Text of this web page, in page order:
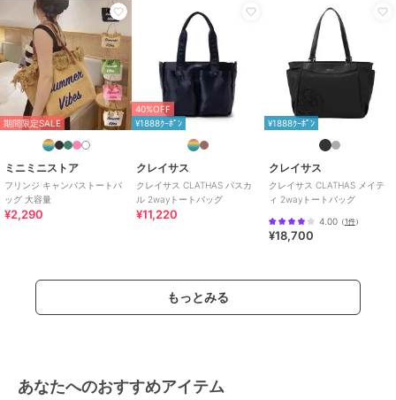
期間限定SALE
ミニミニストア
フリンジ キャンバストートバ
ッグ 大容量
¥2,290
40%OFF
¥1888ｸｰﾎﾟﾝ
クレイサス
クレイサス CLATHAS パスカ
ル 2wayトートバッグ
¥11,220
¥1888ｸｰﾎﾟﾝ
クレイサス
クレイサス CLATHAS メイテ
ィ 2wayトートバッグ
4.00（1件）
¥18,700
もっとみる
あなたへのおすすめアイテム